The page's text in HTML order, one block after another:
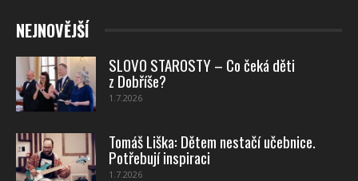
NEJNOVĚJŠÍ
SLOVO STAROSTY – Co čeká děti
z Dobříše?
1.7.2026
Tomáš Liška: Dětem nestačí učebnice.
Potřebují inspiraci
1.7.2026